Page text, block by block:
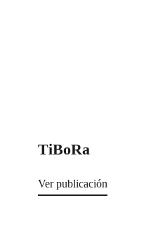
TiBoRa
Ver publicación